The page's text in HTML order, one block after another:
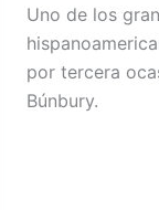
Uno de los
por tercera
Búnbury.